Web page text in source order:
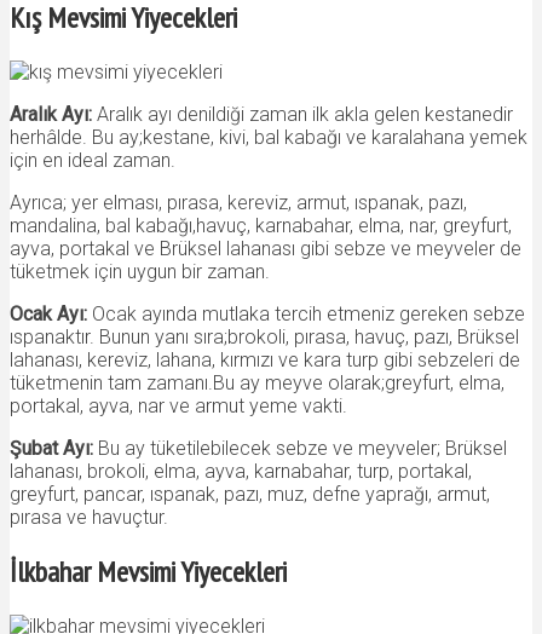
Kış Mevsimi Yiyecekleri
Aralık Ayı: Aralık ayı denildiği zaman ilk akla gelen kestanedir
herhâlde. Bu ay;kestane, kivi, bal kabağı ve karalahana yemek
için en ideal zaman.
Ayrıca; yer elması, pırasa, kereviz, armut, ıspanak, pazı,
mandalina, bal kabağı,havuç, karnabahar, elma, nar, greyfurt,
ayva, portakal ve Brüksel lahanası gibi sebze ve meyveler de
tüketmek için uygun bir zaman.
Ocak Ayı: Ocak ayında mutlaka tercih etmeniz gereken sebze
ıspanaktır. Bunun yanı sıra;brokoli, pırasa, havuç, pazı, Brüksel
lahanası, kereviz, lahana, kırmızı ve kara turp gibi sebzeleri de
tüketmenin tam zamanı.Bu ay meyve olarak;greyfurt, elma,
portakal, ayva, nar ve armut yeme vakti.
Şubat Ayı: Bu ay tüketilebilecek sebze ve meyveler; Brüksel
lahanası, brokoli, elma, ayva, karnabahar, turp, portakal,
greyfurt, pancar, ıspanak, pazı, muz, defne yaprağı, armut,
pırasa ve havuçtur.
İlkbahar Mevsimi Yiyecekleri